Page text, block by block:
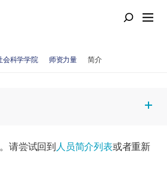
会科学学院 师资力量 简介
请尝试回到 人员简介列表或者重新